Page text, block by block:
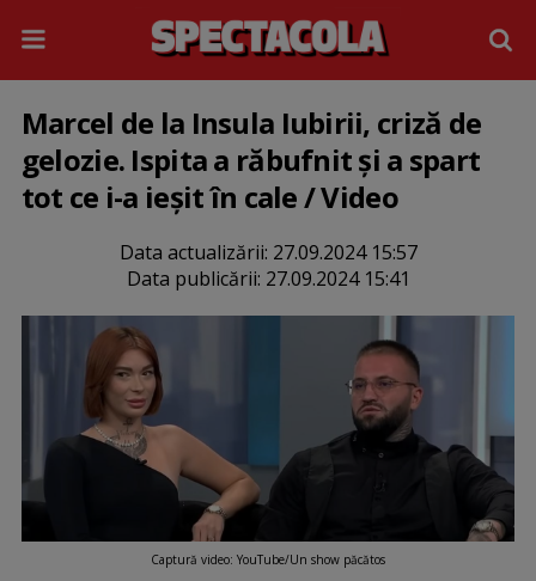
Marcel de la Insula Iubirii, criză de
gelozie. Ispita a răbufnit și a spart
tot ce i-a ieșit în cale / Video
Data actualizării: 27.09.2024 15:57
Data publicării: 27.09.2024 15:41
Captură video: YouTube/Un show păcătos